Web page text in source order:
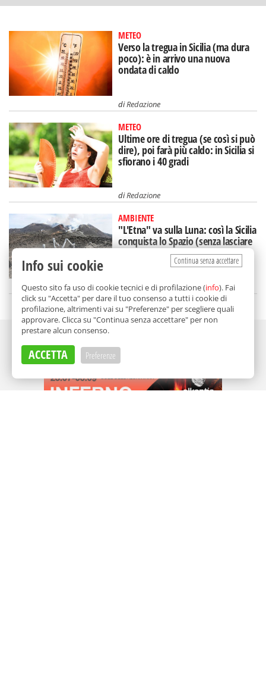
METEO
Verso la tregua in Sicilia (ma dura
poco): è in arrivo una nuova
ondata di caldo
diRedazione
METEO
Ultime ore di tregua (se così si può
dire), poi farà più caldo: in Sicilia si
sfiorano i 40 gradi
diRedazione
AMBIENTE
"L'Etna" va sulla Luna: così la Sicilia
conquista lo Spazio (senza lasciare
la Terra)
diAurelio Sanguinetti
Continua senza accettare
Info sui cookie
Questo sito fa uso di cookie tecnici e di profilazione (info). Fai
click su "Accetta" per dare il tuo consenso a tutti i cookie di
profilazione, altrimenti vai su "Preferenze" per scegliere quali
approvare. Clicca su "Continua senza accettare" per non
prestare alcun consenso.
ACCETTA Preferenze